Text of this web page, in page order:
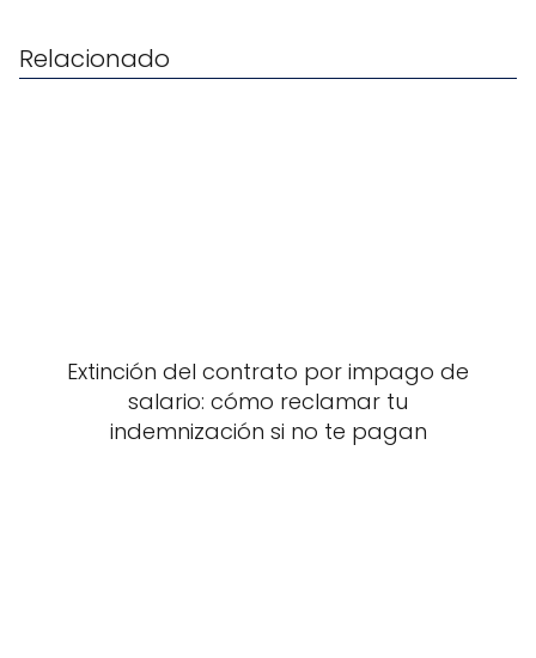
Relacionado
Extinción del contrato por impago de
salario: cómo reclamar tu
indemnización si no te pagan